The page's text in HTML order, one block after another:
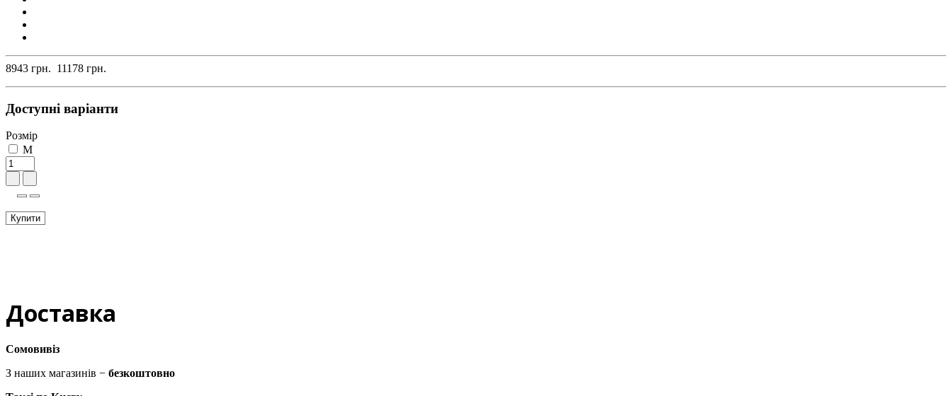
8943 грн. 11178 грн.
Доступні варіанти
Розмір
M
Купити
Доставка
Сомовивіз
З наших магазинів − безкоштовно